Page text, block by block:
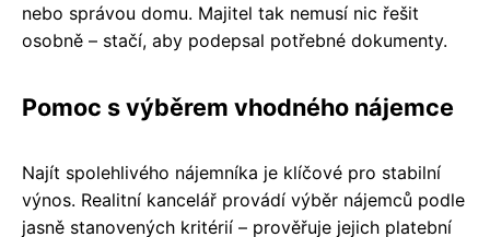
nebo správou domu. Majitel tak nemusí nic řešit
osobně – stačí, aby podepsal potřebné dokumenty.
Pomoc s výběrem vhodného nájemce
Najít spolehlivého nájemníka je klíčové pro stabilní
výnos. Realitní kancelář provádí výběr nájemců podle
jasně stanovených kritérií – prověřuje jejich platební